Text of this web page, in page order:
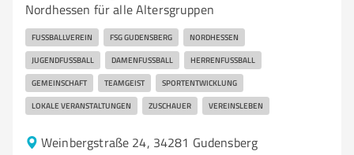
Nordhessen für alle Altersgruppen
FUSSBALLVEREIN FSG GUDENSBERG NORDHESSEN
JUGENDFUSSBALL DAMENFUSSBALL HERRENFUSSBALL
GEMEINSCHAFT TEAMGEIST SPORTENTWICKLUNG
LOKALE VERANSTALTUNGEN ZUSCHAUER VEREINSLEBEN
Weinbergstraße 24, 34281 Gudensberg